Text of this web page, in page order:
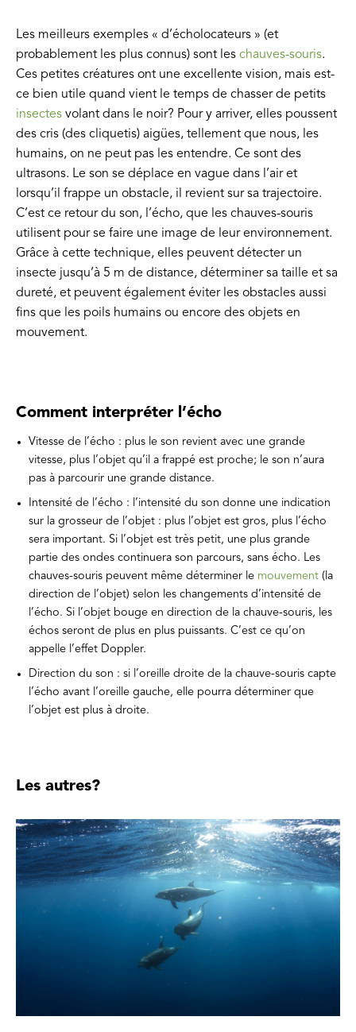
Les meilleurs exemples « d’écholocateurs » (et
probablement les plus connus) sont les chauves-souris.
Ces petites créatures ont une excellente vision, mais est-
ce bien utile quand vient le temps de chasser de petits
insectes volant dans le noir? Pour y arriver, elles poussent
des cris (des cliquetis) aigües, tellement que nous, les
humains, on ne peut pas les entendre. Ce sont des
ultrasons. Le son se déplace en vague dans l’air et
lorsqu’il frappe un obstacle, il revient sur sa trajectoire.
C’est ce retour du son, l’écho, que les chauves-souris
utilisent pour se faire une image de leur environnement.
Grâce à cette technique, elles peuvent détecter un
insecte jusqu’à 5 m de distance, déterminer sa taille et sa
dureté, et peuvent également éviter les obstacles aussi
fins que les poils humains ou encore des objets en
mouvement.
Comment interpréter l’écho
Vitesse de l’écho : plus le son revient avec une grande
vitesse, plus l’objet qu’il a frappé est proche; le son n’aura
pas à parcourir une grande distance.
Intensité de l’écho : l’intensité du son donne une indication
sur la grosseur de l’objet : plus l’objet est gros, plus l’écho
sera important. Si l’objet est très petit, une plus grande
partie des ondes continuera son parcours, sans écho. Les
chauves-souris peuvent même déterminer le mouvement (la
direction de l’objet) selon les changements d’intensité de
l’écho. Si l’objet bouge en direction de la chauve-souris, les
échos seront de plus en plus puissants. C’est ce qu’on
appelle l’effet Doppler.
Direction du son : si l’oreille droite de la chauve-souris capte
l’écho avant l’oreille gauche, elle pourra déterminer que
l’objet est plus à droite.
Les autres?